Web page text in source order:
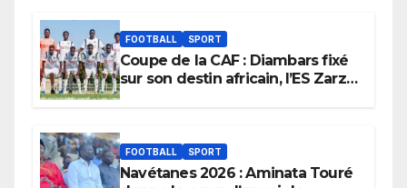
FOOTBALL SPORT
Coupe de la CAF : Diambars fixé
sur son destin africain, l’ES Zarzis
FOOTBALL SPORT
Navétanes 2026 : Aminata Touré